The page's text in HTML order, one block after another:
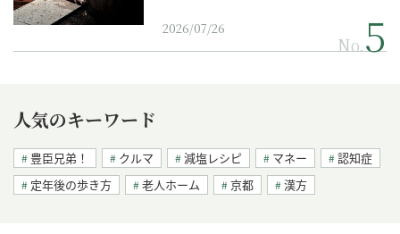
2026/07/26
No.
人気のキーワード
豊臣兄弟！ クルマ 減塩レシピ マネー
認知症
定年後の歩き方
老人ホーム 京都 漢方